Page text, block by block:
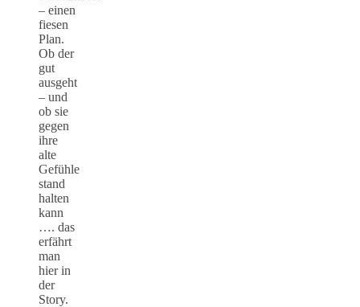
– einen
fiesen
Plan.
Ob der
gut
ausgeht
– und
ob sie
gegen
ihre
alte
Gefühle
stand
halten
kann
…. das
erfährt
man
hier in
der
Story.